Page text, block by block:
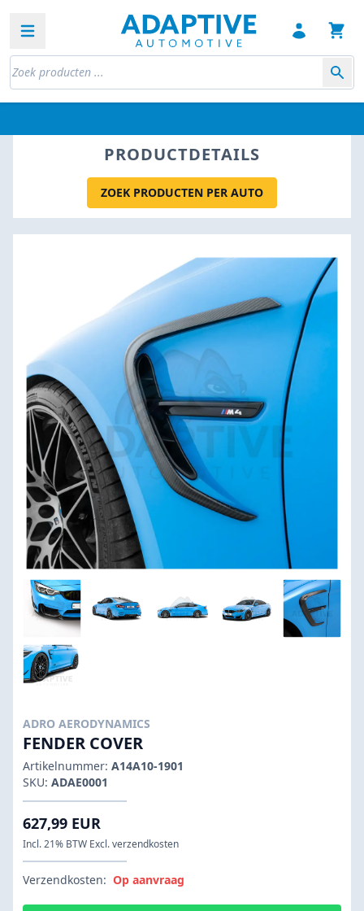
Open sidebar
PRODUCTDETAILS
ZOEK PRODUCTEN PER AUTO
ADRO AERODYNAMICS
FENDER COVER
Artikelnummer: A14A10-1901
SKU: ADAE0001
627,99 EUR
Incl. 21% BTW Excl. verzendkosten
Verzendkosten: Op aanvraag